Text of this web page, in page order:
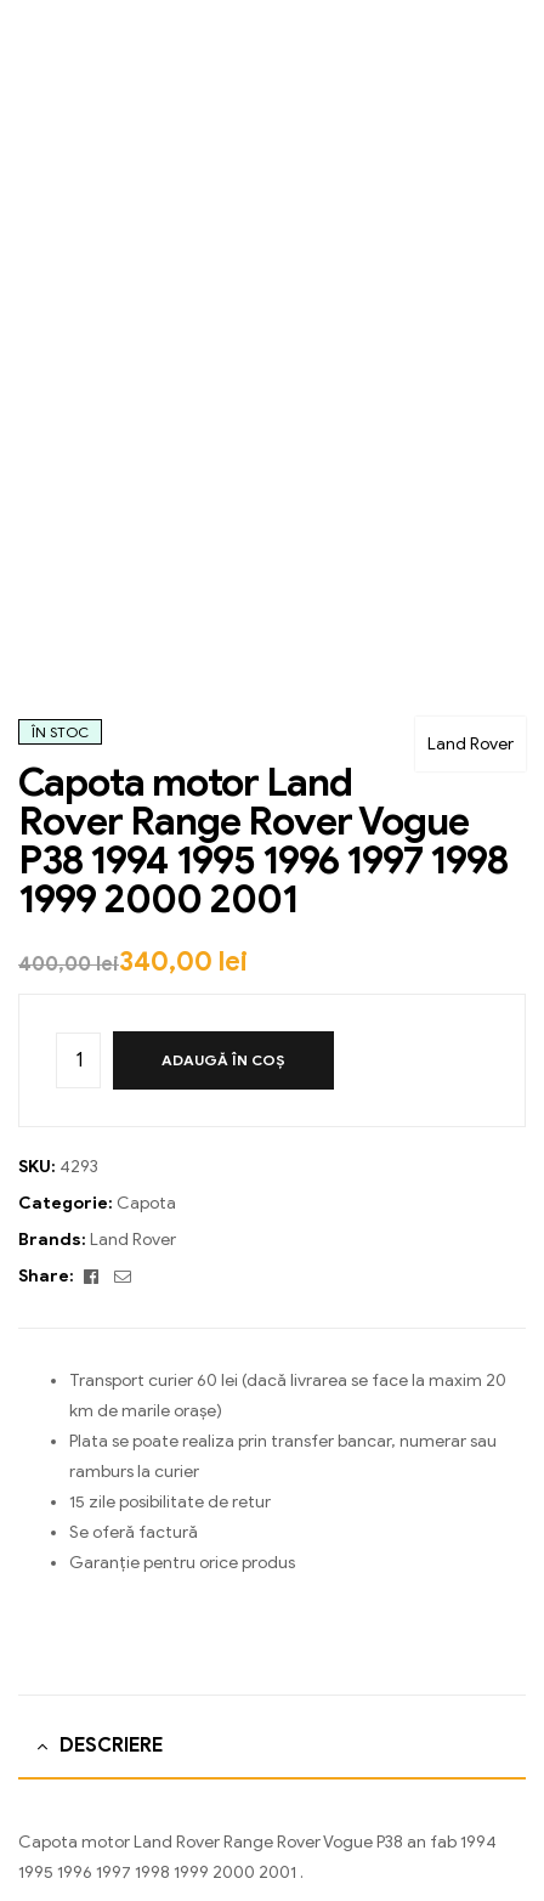
Land Rover
ÎN STOC
Capota motor Land
Rover Range Rover Vogue
P38 1994 1995 1996 1997 1998
1999 2000 2001
400,00lei340,00 lei
ADAUGĂ ÎN COȘ
SKU: 4293
Categorie: Capota
Brands: Land Rover
Share:
Facebook
Email
Transport curier 60 lei (dacă livrarea se face la maxim 20
km de marile orașe)
Plata se poate realiza prin transfer bancar, numerar sau
ramburs la curier
15 zile posibilitate de retur
Se oferă factură
Garanție pentru orice produs
DESCRIERE
Capota motor Land Rover Range Rover Vogue P38 an fab 1994
1995 1996 1997 1998 1999 2000 2001 .